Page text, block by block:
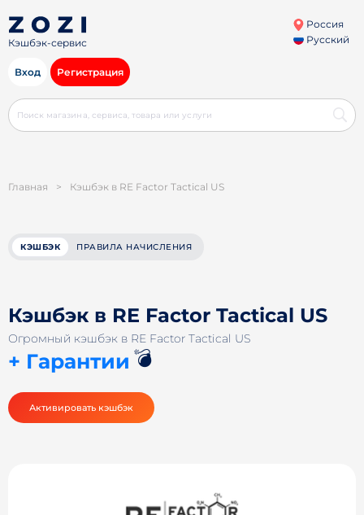
Кэшбэк-сервис
Россия
Русский
Вход Регистрация
Главная > Кэшбэк в RE Factor Tactical US
КЭШБЭК ПРАВИЛА НАЧИСЛЕНИЯ
Кэшбэк в RE Factor Tactical US
Огромный кэшбэк в RE Factor Tactical US
+ Гарантии 💣
Активировать кэшбэк